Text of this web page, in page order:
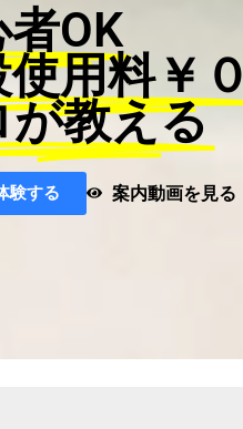
OK
用料￥０
が教える
験する 案内動画を見る